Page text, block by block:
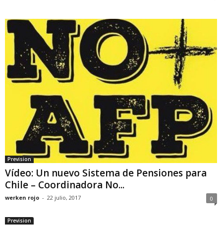
Prevision
Vídeo: Un nuevo Sistema de Pensiones para
Chile – Coordinadora No...
werken rojo - 22 julio, 2017 0
Prevision